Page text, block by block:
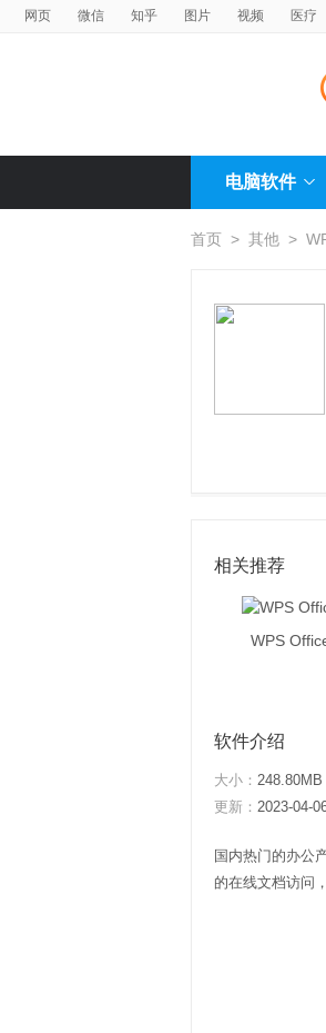
网页 微信 知乎 图片 视频 医疗
电脑软件
首页 > 其他 >
相关推荐
WPS
软件介绍
大小： 248.80MB
更新： 2023-04-
国内热门的办公
的在线文档访问